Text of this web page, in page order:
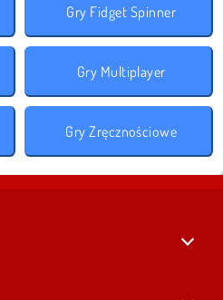
Gry Fidget Spinner
Gry Multiplayer
Gry Zręcznościowe